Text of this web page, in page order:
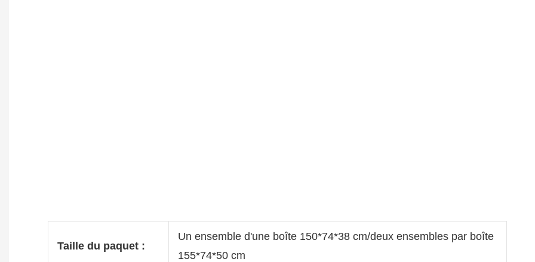
Taille du paquet :
Un ensemble d'une boîte 150*74*38 cm/deux ensembles par boîte
155*74*50 cm